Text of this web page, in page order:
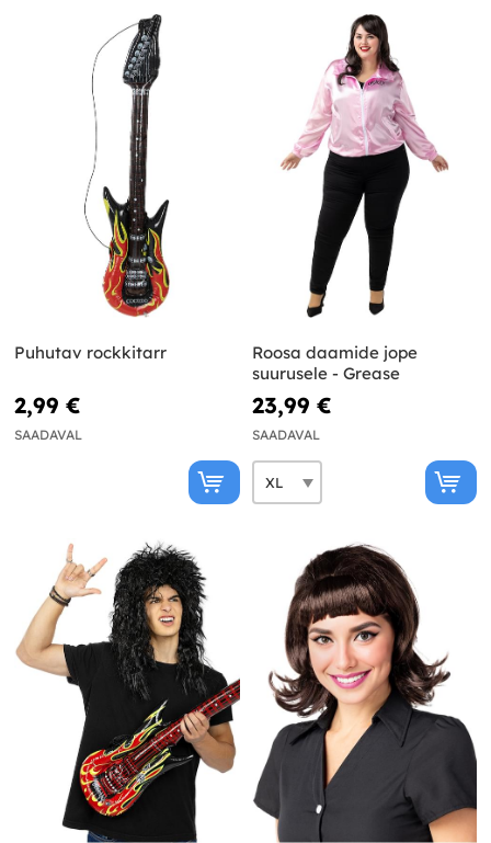
Puhutav rockkitarr
2,99 €
SAADAVAL
Roosa daamide jope
suurusele - Grease
23,99 €
SAADAVAL